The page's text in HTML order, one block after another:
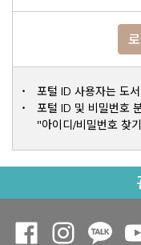
포털 ID 사용자는 도
포털 ID 및 비밀번호
"아이디/비밀번호 찾
Opens a new
Opens a